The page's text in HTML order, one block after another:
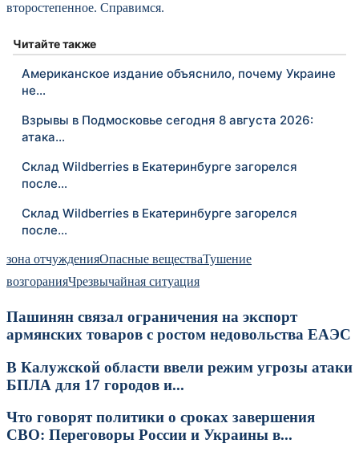
второстепенное. Справимся.
Читайте также
Американское издание объяснило, почему Украине
не…
Взрывы в Подмосковье сегодня 8 августа 2026:
атака…
Склад Wildberries в Екатеринбурге загорелся
после…
Склад Wildberries в Екатеринбурге загорелся
после…
зона отчужденияОпасные веществаТушение
возгоранияЧрезвычайная ситуация
Пашинян связал ограничения на экспорт
армянских товаров с ростом недовольства ЕАЭС
В Калужской области ввели режим угрозы атаки
БПЛА для 17 городов и...
Что говорят политики о сроках завершения
СВО: Переговоры России и Украины в...